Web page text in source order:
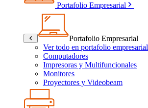
Portafolio Empresarial
Portafolio Empresarial
Ver todo en portafolio empresarial
Computadores
Impresoras y Multifuncionales
Monitores
Proyectores y Videobeam